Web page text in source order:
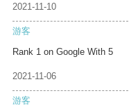
2021-11-10
游客
Rank 1 on Google With 5
2021-11-06
游客